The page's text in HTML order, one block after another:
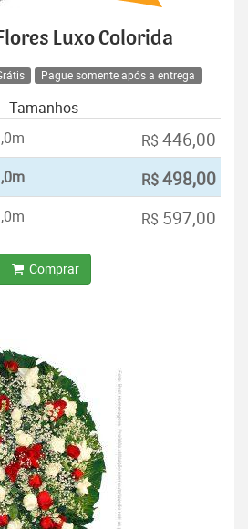
Luxo Colorida
Pague somente após a entrega
Tamanhos
R$ 446,00
R$498,00
R$ 597,00
Comprar